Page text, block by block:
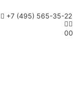
+7 (495) 565-35-22
00